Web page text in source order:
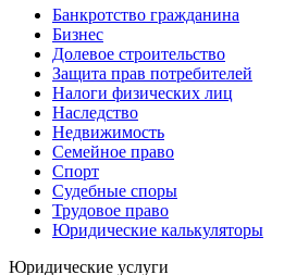
Банкротство гражданина
Бизнес
Долевое строительство
Защита прав потребителей
Налоги физических лиц
Наследство
Недвижимость
Семейное право
Спорт
Судебные споры
Трудовое право
Юридические калькуляторы
Юридические услуги